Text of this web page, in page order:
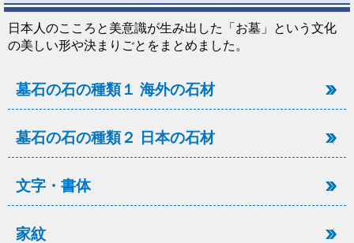
日本人のこころと美意識が生み出した「お墓」という文化
の美しい形や決まりごとをまとめました。
墓石の石の種類１ 海外の石材
墓石の石の種類２ 日本の石材
文字・書体
家紋